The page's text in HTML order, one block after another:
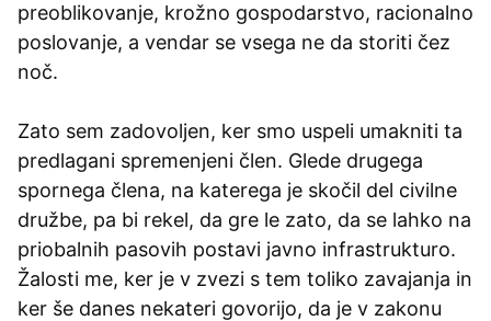
preoblikovanje, krožno gospodarstvo, racionalno
poslovanje, a vendar se vsega ne da storiti čez
noč.
Zato sem zadovoljen, ker smo uspeli umakniti ta
predlagani spremenjeni člen. Glede drugega
spornega člena, na katerega je skočil del civilne
družbe, pa bi rekel, da gre le zato, da se lahko na
priobalnih pasovih postavi javno infrastrukturo.
Žalosti me, ker je v zvezi s tem toliko zavajanja in
ker še danes nekateri govorijo, da je v zakonu